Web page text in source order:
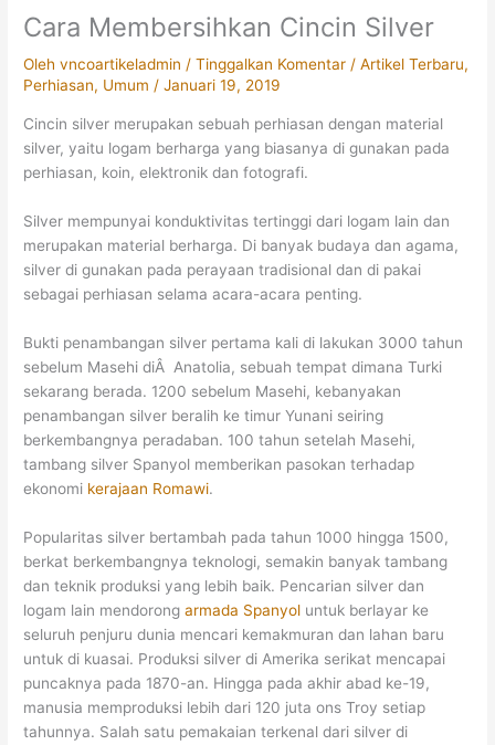
Cara Membersihkan Cincin Silver
Olehvncoartikeladmin/Tinggalkan Komentar /Artikel Terbaru,
Perhiasan, Umum /Januari 19, 2019
Cincin silver merupakan sebuah perhiasan dengan material
silver, yaitu logam berharga yang biasanya di gunakan pada
perhiasan, koin, elektronik dan fotografi.
Silver mempunyai konduktivitas tertinggi dari logam lain dan
merupakan material berharga. Di banyak budaya dan agama,
silver di gunakan pada perayaan tradisional dan di pakai
sebagai perhiasan selama acara-acara penting.
Bukti penambangan silver pertama kali di lakukan 3000 tahun
sebelum Masehi diÂ Anatolia, sebuah tempat dimana Turki
sekarang berada. 1200 sebelum Masehi, kebanyakan
penambangan silver beralih ke timur Yunani seiring
berkembangnya peradaban. 100 tahun setelah Masehi,
tambang silver Spanyol memberikan pasokan terhadap
ekonomi kerajaan Romawi.
Popularitas silver bertambah pada tahun 1000 hingga 1500,
berkat berkembangnya teknologi, semakin banyak tambang
dan teknik produksi yang lebih baik. Pencarian silver dan
logam lain mendorongarmada Spanyol untuk berlayar ke
seluruh penjuru dunia mencari kemakmuran dan lahan baru
untuk di kuasai. Produksi silver di Amerika serikat mencapai
puncaknya pada 1870-an. Hingga pada akhir abad ke-19,
manusia memproduksi lebih dari 120 juta ons Troy setiap
tahunnya. Salah satu pemakaian terkenal dari silver di